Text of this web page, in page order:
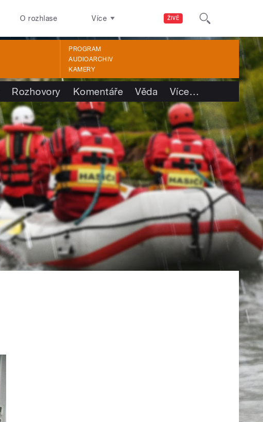
ŽIVĚ
O rozhlase Více
PROGRAM
AUDIOARCHIV
KAMERY
Rozhovory Komentáře Věda Více…